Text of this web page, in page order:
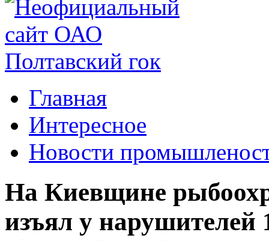
Главная
Интересное
Новости
На Киевщине
изъял у нарушителей